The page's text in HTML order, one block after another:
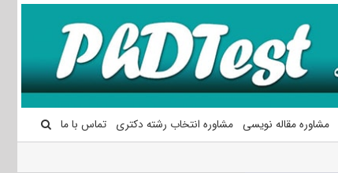
مشاوره مقاله نویسی مشاوره انتخاب رشته دکتری تماس با ما